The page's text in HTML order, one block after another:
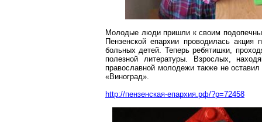
Молодые люди пришли к своим
Пензенской епархии проводилась
больных детей. Теперь ребятишки,
полезной литературы. Взрослых,
православной молодежи также не
«Виноград».
http://пензенская-епархия.рф/?p=72458